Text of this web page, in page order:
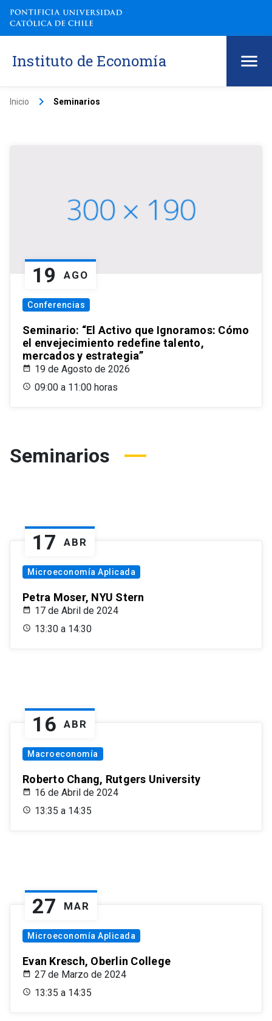
Instituto de Economía
Inicio keyboard_arrow_right Seminarios
19 AGO
Conferencias
Seminario: “El Activo que Ignoramos: Cómo
el envejecimiento redefine talento,
mercados y estrategia”
19 de Agosto de 2026
09:00 a 11:00 horas
Seminarios
17 ABR
Microeconomía Aplicada
Petra Moser, NYU Stern
17 de Abril de 2024
13:30 a 14:30
16 ABR
Macroeconomía
Roberto Chang, Rutgers University
16 de Abril de 2024
13:35 a 14:35
27 MAR
Microeconomía Aplicada
Evan Kresch, Oberlin College
27 de Marzo de 2024
13:35 a 14:35